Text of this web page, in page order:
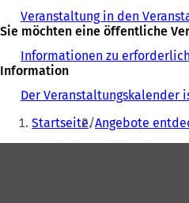
Veranstaltung in den
Sie möchten eine öffentliche
Informationen zu
Information
Der Veranstaltungskalender
Sie
befinden
Startseite Angebote